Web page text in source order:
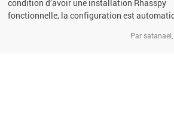
condition d’avoir une installation Rhasspy
fonctionnelle, la configuration est
Par